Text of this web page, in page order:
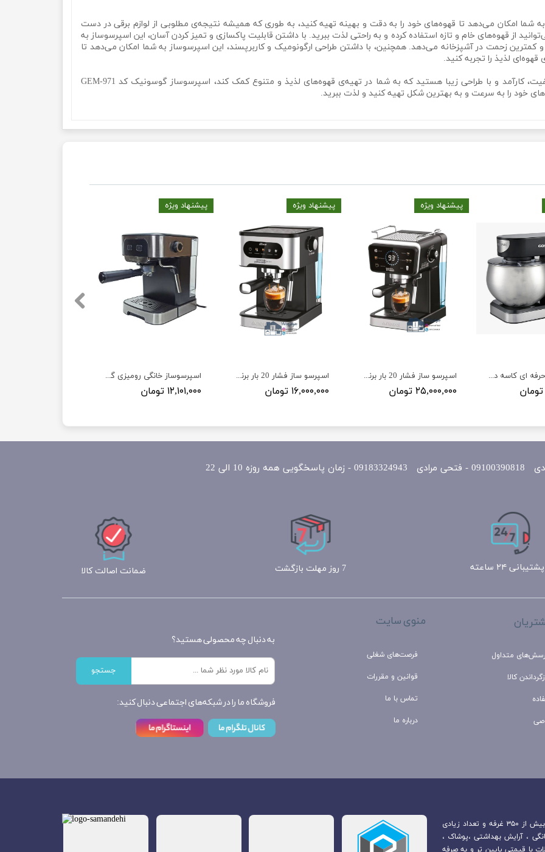
شما امکان می‌دهد تا قهوه‌های خود را به دقت و بهینه تهیه کنید، به طوری که همیشه نتیجه‌ی مطلوبی از لوازم برقی در دست
از قهوه‌های خام و تازه استفاده کرده و به راحتی لذت ببرید. با داشتن قابلیت پاکسازی و تمیز کردن آسان، این اسپرسوساز به
کمترین زحمت در آشپزخانه می‌دهد. همچنین، با داشتن طراحی ارگونومیک و کاربرپسند، این اسپرسوساز به شما امکان می‌دهد تا
لذیذ را تجربه کنید.
در نتیجه، اگر به دنبال یک قهوه و اسپرسو ساز با کیفیت، کارآمد و با طراحی زیبا هستید که به شما در تهیه‌ی قهوه‌های لذیذ و متنوع کمک کند، اسپرسوساز گوسونیک کد GEM-971
خود را به سرعت و به بهترین شکل تهیه کنید و لذت ببرید.
اسپرسوساز خانگی رومیزی گوسونیک مدل Gosonic Gem-869
۱۲,۱۰۱,۰۰۰ تومان
پیشنهاد ویژه
اسپرسو ساز فشار 20 بار برند نوال مدلNewal COF-3875
۱۶,۰۰۰,۰۰۰ تومان
پیشنهاد ویژه
اسپرسو ساز فشار 20 بار برند نوال مدلNewal COF-3877
۲۵,۰۰۰,۰۰۰ تومان
پیشنهاد ویژه
همزن برقی حرفه ای کاسه دار گوسونیک مدل Gosonic GSM-905
بازارچه مرزی جوانرود که در مرکز شهر جوانرود قرار دارد. متشکل از بیش از ۳۵۰ غرفه و تعداد زیادی
، آرایش بهداشتی ،پوشاک ،
با قیمتی پایین تر و به صرفه
پشتیبانی ۲۴ ساعته 7 روز مهلت بازگشت ضمانت اصالت کالا
متداول
کالا
منوی سایت
فرصت‌های شغلی
قوانین و مقررات
تماس با ما
درباره ما
به دنبال چه محصولی هستید؟
جستجو
فروشگاه ما را در شبکه‌های اجتماعی دنبال کنید:
10 الی 22